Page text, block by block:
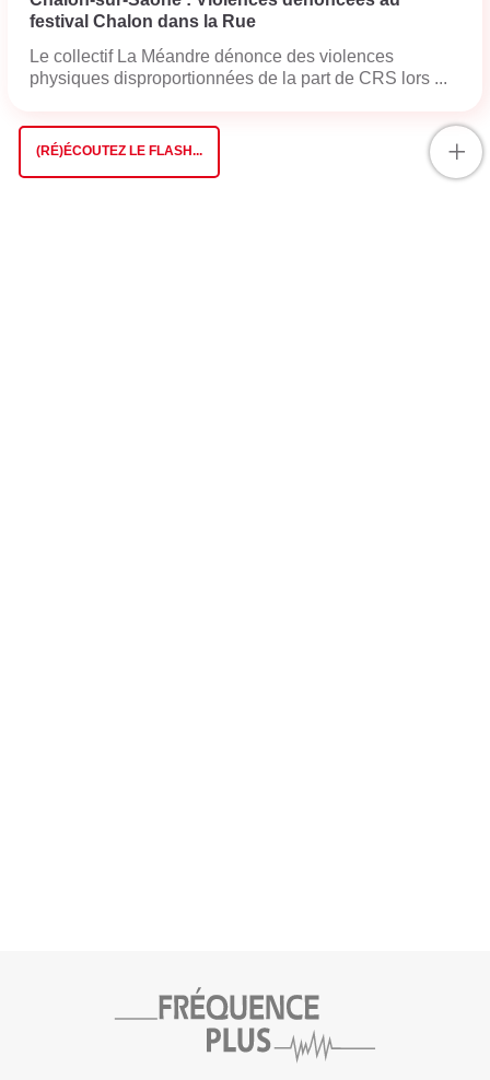
festival Chalon dans la Rue
Le collectif La Méandre dénonce des violences
physiques disproportionnées de la part de CRS lors ...
(RÉ)ÉCOUTEZ LE FLASH... +